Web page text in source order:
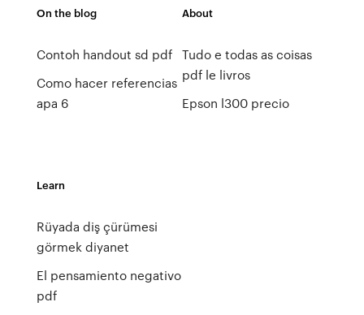
On the blog
Contoh handout sd pdf
Como hacer referencias
apa 6
About
Tudo e todas as coisas
pdf le livros
Epson l300 precio
Learn
Rüyada diş çürümesi
görmek diyanet
El pensamiento negativo
pdf